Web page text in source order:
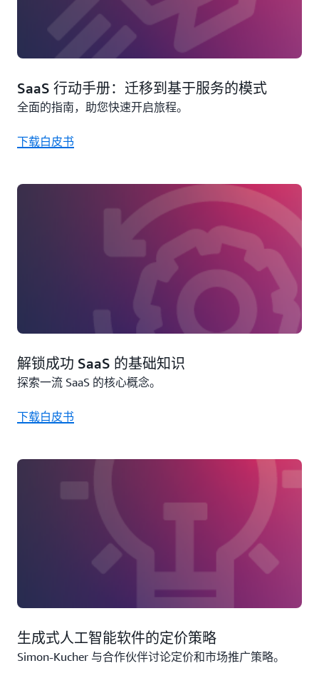
SaaS 行动手册：迁移到基于服务的模式
全面的指南，助您快速开启旅程。
下载白皮书
解锁成功 SaaS 的基础知识
探索一流 SaaS 的核心概念。
下载白皮书
生成式人工智能软件的定价策略
Simon-Kucher 与合作伙伴讨论定价和市场推广策略。